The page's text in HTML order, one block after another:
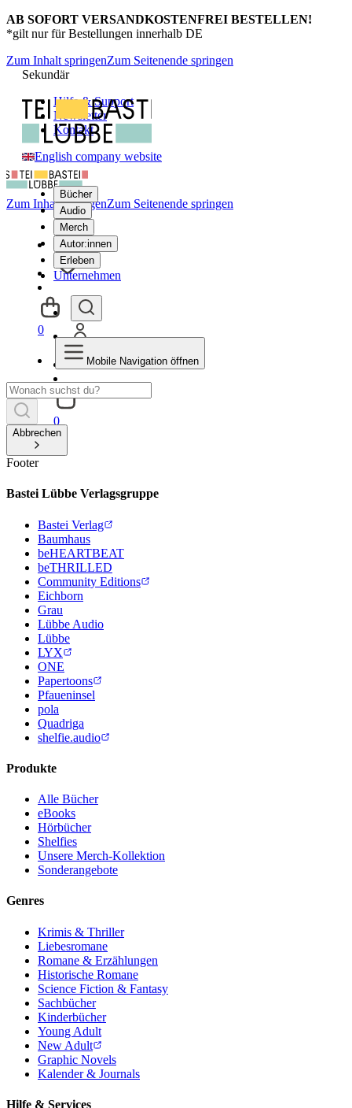
AB SOFORT VERSANDKOSTENFREI BESTELLEN!
*gilt nur für Bestellungen innerhalb DE
Zum Inhalt springenZum Seitenende springen
Sekundär
Hilfe & Support
Newsletter
Kontakt
English company website
Bücher
Audio
Merch
Autor:innen
Erleben
Unternehmen
0
Zum Inhalt springenZum Seitenende springen
0
Mobile Navigation öffnen
Abbrechen
Footer
Bastei Lübbe Verlagsgruppe
Bastei Verlag
Baumhaus
beHEARTBEAT
beTHRILLED
Community Editions
Eichborn
Grau
Lübbe Audio
Lübbe
LYX
ONE
Papertoons
Pfaueninsel
pola
Quadriga
shelfie.audio
Produkte
Alle Bücher
eBooks
Hörbücher
Shelfies
Unsere Merch-Kollektion
Sonderangebote
Genres
Krimis & Thriller
Liebesromane
Romane & Erzählungen
Historische Romane
Science Fiction & Fantasy
Sachbücher
Kinderbücher
Young Adult
New Adult
Graphic Novels
Kalender & Journals
Hilfe & Services